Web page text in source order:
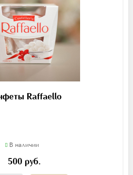
Raffaello
В наличии
500 руб.